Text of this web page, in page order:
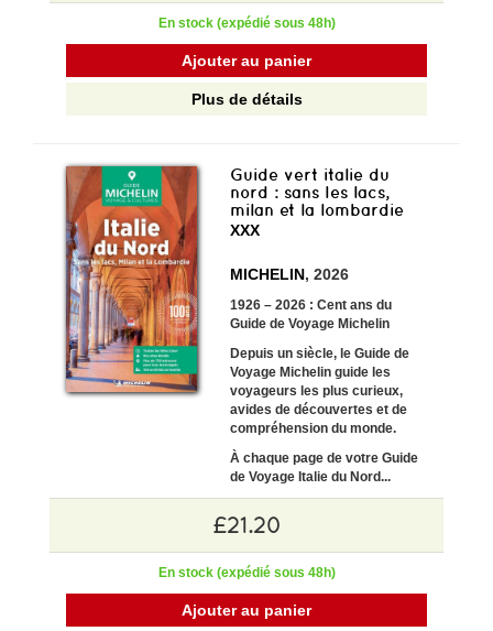
En stock (expédié sous 48h)
Ajouter au panier
Plus de détails
Guide vert italie du
nord : sans les lacs,
milan et la lombardie
XXX
MICHELIN, 2026
1926 – 2026 : Cent ans du
Guide de Voyage Michelin
Depuis un siècle, le Guide de
Voyage Michelin guide les
voyageurs les plus curieux,
avides de découvertes et de
compréhension du monde.
À chaque page de votreGuide
de Voyage Italie du Nord...
£21.20
En stock (expédié sous 48h)
Ajouter au panier